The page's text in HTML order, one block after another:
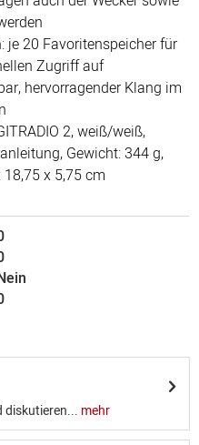
je 20 Favoritenspeicher für
Zugriff auf
hervorragender Klang im
2, weiß/weiß,
Gewicht: 344 g,
x 5,75 cm
diskutieren... mehr